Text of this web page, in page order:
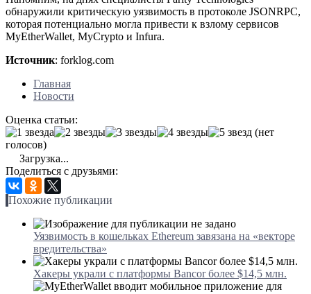
обнаружили критическую уязвимость в протоколе JSONRPC,
которая потенциально могла привести к взлому сервисов
MyEtherWallet, MyCrypto и Infura.
Источник: forklog.com
Главная
Новости
Оценка статьи:
(нет
голосов)
Загрузка...
Поделиться с друзьями:
Похожие публикации
Уязвимость в кошельках Ethereum завязана на «векторе
вредительства»
Хакеры украли с платформы Bancor более $14,5 млн.